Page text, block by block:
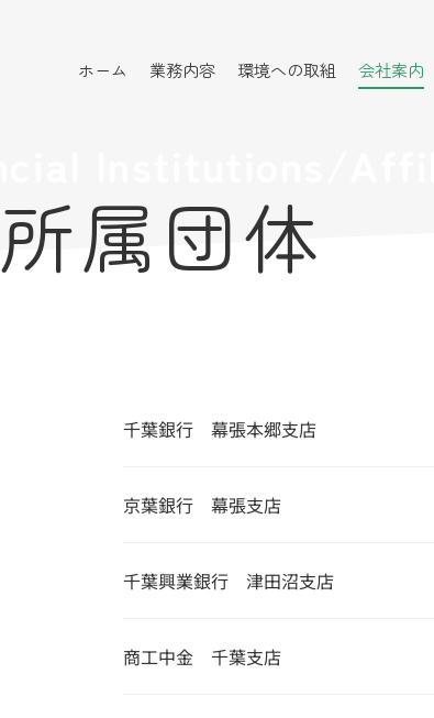
ホーム 業務内容 環境への取組 会社案内
属団体
千葉銀行 幕張本郷支店
京葉銀行 幕張支店
千葉興業銀行 津田沼支店
商工中金 千葉支店